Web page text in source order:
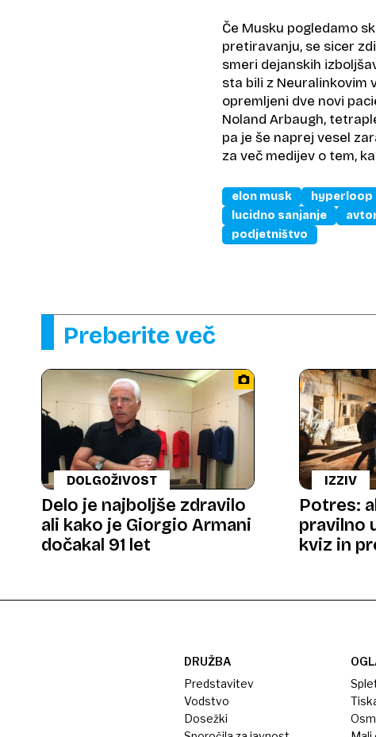
Če Musku pogledamo
pretiravanju, se sicer
smeri dejanskih
sta bili z Neuralinkovim
opremljeni dve novi
Noland Arbaugh,
pa je še naprej vesel
za več medijev o tem,
elon musk hyperloop
lucidno sanjanje
podjetništvo
Preberite več
DOLGOŽIVOST
Delo je najboljše zdravilo
ali kako je Giorgio Armani
dočakal 91 let
IZZIV
Potres:
pravilno
kviz in
DRUŽBA
Predstavitev
Vodstvo
Dosežki